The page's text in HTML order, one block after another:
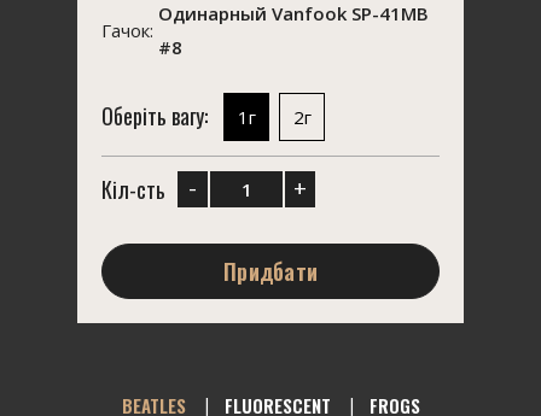
Гачок:
Одинарный Vanfook SP-41MB
#8
Оберіть вагу: 1г 2г
Кіл-сть - +
Придбати
BEATLES FLUORESCENT
FROGS